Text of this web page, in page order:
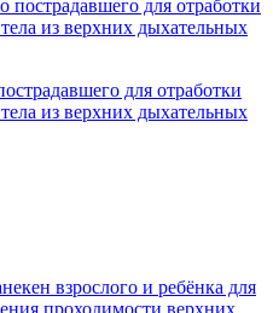
для отработки
из верхних дыхательных